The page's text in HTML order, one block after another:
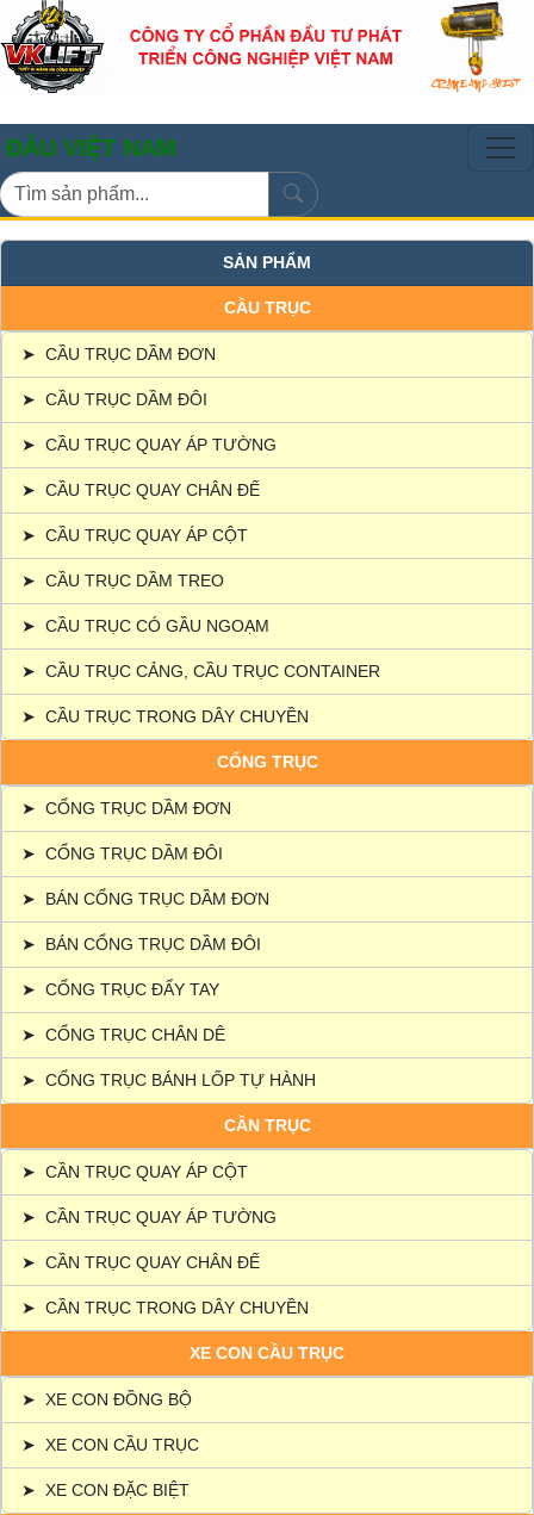
NAM
SẢN PHẨM
CẦU TRỤC
➤ CẦU TRỤC DẦM ĐƠN
➤ CẦU TRỤC DẦM ĐÔI
➤ CẦU TRỤC QUAY ÁP TƯỜNG
➤ CẦU TRỤC QUAY CHÂN ĐẾ
➤ CẦU TRỤC QUAY ÁP CỘT
➤ CẦU TRỤC DẦM TREO
➤ CẦU TRỤC CÓ GẦU NGOẠM
➤ CẦU TRỤC CẢNG, CẦU TRỤC CONTAINER
➤ CẦU TRỤC TRONG DÂY CHUYỀN
CỔNG TRỤC
➤ CỔNG TRỤC DẦM ĐƠN
➤ CỔNG TRỤC DẦM ĐÔI
➤ BÁN CỔNG TRỤC DẦM ĐƠN
➤ BÁN CỔNG TRỤC DẦM ĐÔI
➤ CỔNG TRỤC ĐẨY TAY
➤ CỔNG TRỤC CHÂN DÊ
➤ CỔNG TRỤC BÁNH LỐP TỰ HÀNH
CẦN TRỤC
➤ CẦN TRỤC QUAY ÁP CỘT
➤ CẦN TRỤC QUAY ÁP TƯỜNG
➤ CẦN TRỤC QUAY CHÂN ĐẾ
➤ CẦN TRỤC TRONG DÂY CHUYỀN
XE CON CẦU TRỤC
➤ XE CON ĐỒNG BỘ
➤ XE CON CẦU TRỤC
➤ XE CON ĐẶC BIỆT